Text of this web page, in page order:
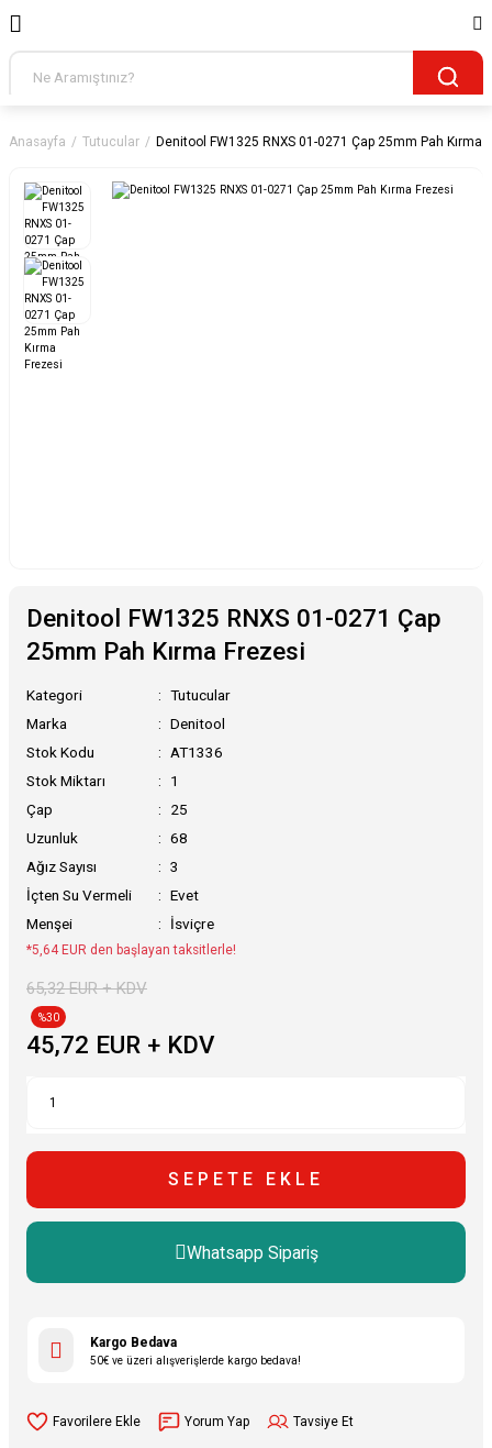
Anasayfa Tutucular Denitool FW1325 RNXS 01-0271 Çap 25mm Pah Kırma
Denitool FW1325 RNXS 01-0271 Çap
25mm Pah Kırma Frezesi
Kategori
Tutucular
Marka
Denitool
Stok Kodu
AT1336
Stok Miktarı
1
Çap
25
Uzunluk
68
Ağız Sayısı
3
İçten Su Vermeli
Evet
Menşei
İsviçre
*5,64 EUR den başlayan taksitlerle!
65,32 EUR + KDV
%30
45,72 EUR + KDV
SEPETE EKLE
Whatsapp Sipariş
Kargo Bedava
50€ ve üzeri alışverişlerde kargo bedava!
Yorum Yap Tavsiye Et